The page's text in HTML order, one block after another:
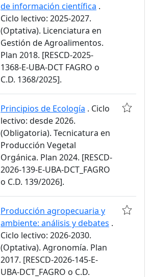
de información científica .
Ciclo lectivo: 2025-2027.
(Optativa). Licenciatura en
Gestión de Agroalimentos.
Plan 2018. [RESCD-2025-
1368-E-UBA-DCT FAGRO o
C.D. 1368/2025].
Principios de Ecología . Ciclo
lectivo: desde 2026.
(Obligatoria). Tecnicatura en
Producción Vegetal
Orgánica. Plan 2024. [RESCD-
2026-139-E-UBA-DCT_FAGRO
o C.D. 139/2026].
Producción agropecuaria y
ambiente: análisis y debates .
Ciclo lectivo: 2026-2030.
(Optativa). Agronomía. Plan
2017. [RESCD-2026-145-E-
UBA-DCT_FAGRO o C.D.